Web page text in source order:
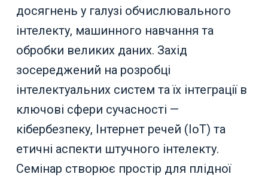
досягнень у галузі обчислювального
інтелекту, машинного навчання та
обробки великих даних. Захід
зосереджений на розробці
інтелектуальних систем та їх інтеграції в
ключові сфери сучасності —
кібербезпеку, Інтернет речей (IoT) та
етичні аспекти штучного інтелекту.
Семінар створює простір для плідної